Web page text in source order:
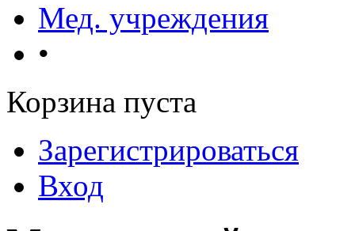
Мед. учреждения
•
Корзина пуста
Зарегистрироваться
Вход